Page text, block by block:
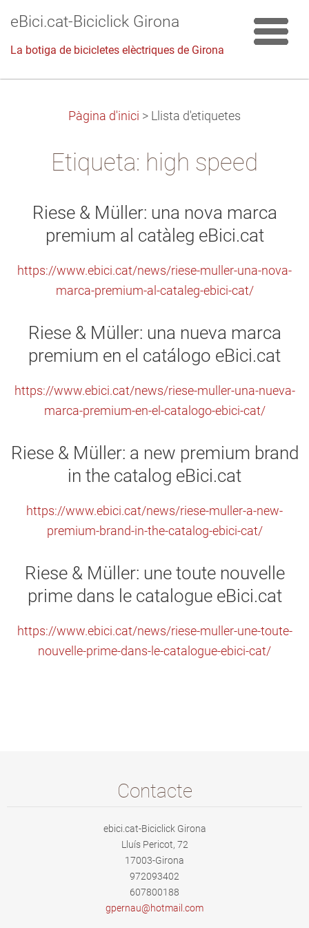
eBici.cat-Biciclick Girona
La botiga de bicicletes elèctriques de Girona
Pàgina d'inici > Llista d'etiquetes
Etiqueta: high speed
Riese & Müller: una nova marca
premium al catàleg eBici.cat
https://www.ebici.cat/news/riese-muller-una-nova-
marca-premium-al-cataleg-ebici-cat/
Riese & Müller: una nueva marca
premium en el catálogo eBici.cat
https://www.ebici.cat/news/riese-muller-una-nueva-
marca-premium-en-el-catalogo-ebici-cat/
Riese & Müller: a new premium brand
in the catalog eBici.cat
https://www.ebici.cat/news/riese-muller-a-new-
premium-brand-in-the-catalog-ebici-cat/
Riese & Müller: une toute nouvelle
prime dans le catalogue eBici.cat
https://www.ebici.cat/news/riese-muller-une-toute-
nouvelle-prime-dans-le-catalogue-ebici-cat/
Contacte
ebici.cat-Biciclick Girona
Lluís Pericot, 72
17003-Girona
972093402
607800188
gpernau@hotmail. com